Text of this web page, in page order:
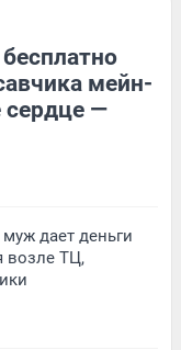
мейн-
сердце —
дает деньги
возле ТЦ,